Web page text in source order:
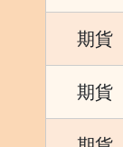
期貨
期貨